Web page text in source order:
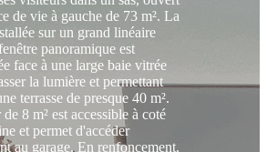
de vie à gauche de 73 m². La
sur un grand linéaire
panoramique est
face à une large baie vitrée
la lumière et permettant
terrasse de presque 40 m².
8 m² est accessible à coté
et permet d'accéder
au garage. En renfoncement,